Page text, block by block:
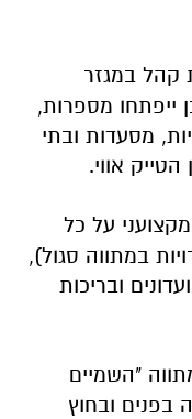
במגזר
ייפתחו מספרות,
מסעדות ובתי
אווי.
על כל
במתווה סגול),
ובריכות
"השמיים
בפנים ובחוץ